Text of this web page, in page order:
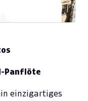
Panflöte
einzigartiges